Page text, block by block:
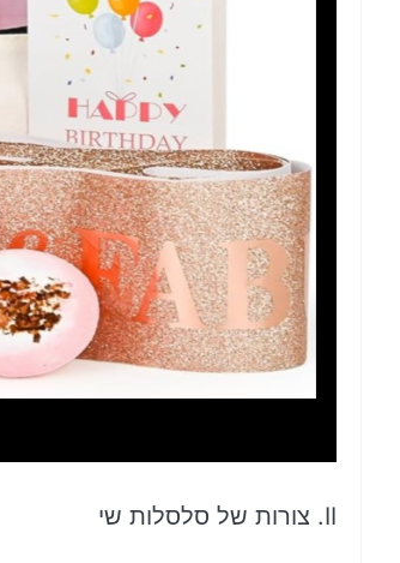
II. צורות של סלסלות שי